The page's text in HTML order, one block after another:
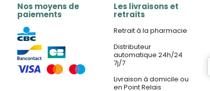
Nos moyens de
paiements
Les livraisons et
retraits
Retrait à la pharmacie
Distributeur
automatique 24h/24
7j/7
Livraison à domicile ou
en Point Relais